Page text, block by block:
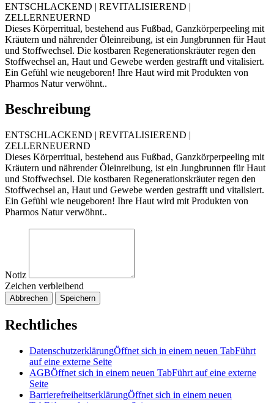
ENTSCHLACKEND | REVITALISIEREND |
ZELLERNEUERND
Dieses Körperritual, bestehend aus Fußbad, Ganzkörperpeeling mit
Kräutern und nährender Öleinreibung, ist ein Jungbrunnen für Haut
und Stoffwechsel. Die kostbaren Regenerationskräuter regen den
Stoffwechsel an, Haut und Gewebe werden gestrafft und vitalisiert.
Ein Gefühl wie neugeboren! Ihre Haut wird mit Produkten von
Pharmos Natur verwöhnt..
Beschreibung
ENTSCHLACKEND | REVITALISIEREND |
ZELLERNEUERND
Dieses Körperritual, bestehend aus Fußbad, Ganzkörperpeeling mit
Kräutern und nährender Öleinreibung, ist ein Jungbrunnen für Haut
und Stoffwechsel. Die kostbaren Regenerationskräuter regen den
Stoffwechsel an, Haut und Gewebe werden gestrafft und vitalisiert.
Ein Gefühl wie neugeboren! Ihre Haut wird mit Produkten von
Pharmos Natur verwöhnt..
Notiz
Zeichen verbleibend
Abbrechen Speichern
Rechtliches
DatenschutzerklärungÖffnet sich in einem neuen TabFührt
auf eine externe Seite
AGBÖffnet sich in einem neuen TabFührt auf eine externe
Seite
BarrierefreiheitserklärungÖffnet sich in einem neuen